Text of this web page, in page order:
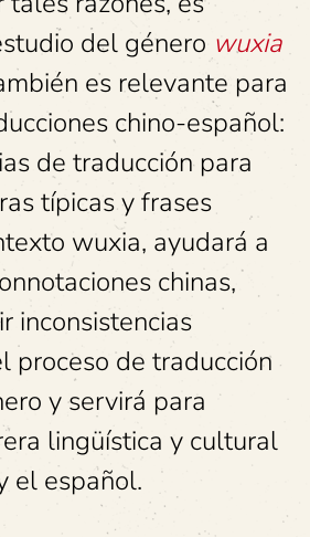
del género wuxia
es relevante para
chino-español:
de traducción para
típicas y frases
wuxia, ayudará a
chinas,
inconsistencias
proceso de traducción
y servirá para
lingüística y cultural
el español.